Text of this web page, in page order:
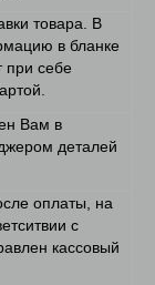
товара. В
в бланке
при себе
Вам в
деталей
оплаты, на
с
кассовый